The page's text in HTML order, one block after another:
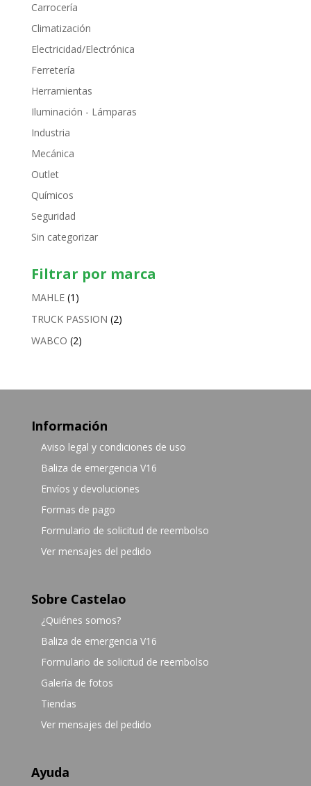
Carrocería
Climatización
Electricidad/Electrónica
Ferretería
Herramientas
Iluminación - Lámparas
Industria
Mecánica
Outlet
Químicos
Seguridad
Sin categorizar
Filtrar por marca
MAHLE (1)
TRUCK PASSION (2)
WABCO (2)
Información
Aviso legal y condiciones de uso
Baliza de emergencia V16
Envíos y devoluciones
Formas de pago
Formulario de solicitud de reembolso
Ver mensajes del pedido
Sobre Castelao
¿Quiénes somos?
Baliza de emergencia V16
Formulario de solicitud de reembolso
Galería de fotos
Tiendas
Ver mensajes del pedido
Ayuda